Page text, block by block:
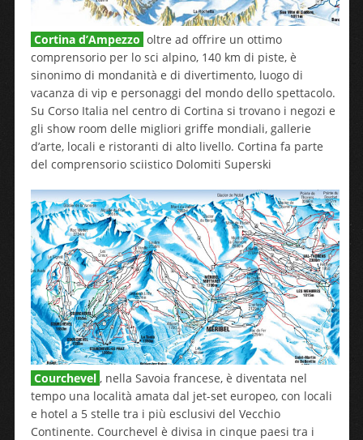
Cortina d’Ampezzo oltre ad offrire un ottimo
comprensorio per lo sci alpino, 140 km di piste, è
sinonimo di mondanità e di divertimento, luogo di
vacanza di vip e personaggi del mondo dello spettacolo.
Su Corso Italia nel centro di Cortina si trovano i negozi e
gli show room delle migliori griffe mondiali, gallerie
d’arte, locali e ristoranti di alto livello. Cortina fa parte
del comprensorio sciistico Dolomiti Superski
Courchevel , nella Savoia francese, è diventata nel
tempo una località amata dal jet-set europeo, con locali
e hotel a 5 stelle tra i più esclusivi del Vecchio
Continente. Courchevel è divisa in cinque paesi tra i